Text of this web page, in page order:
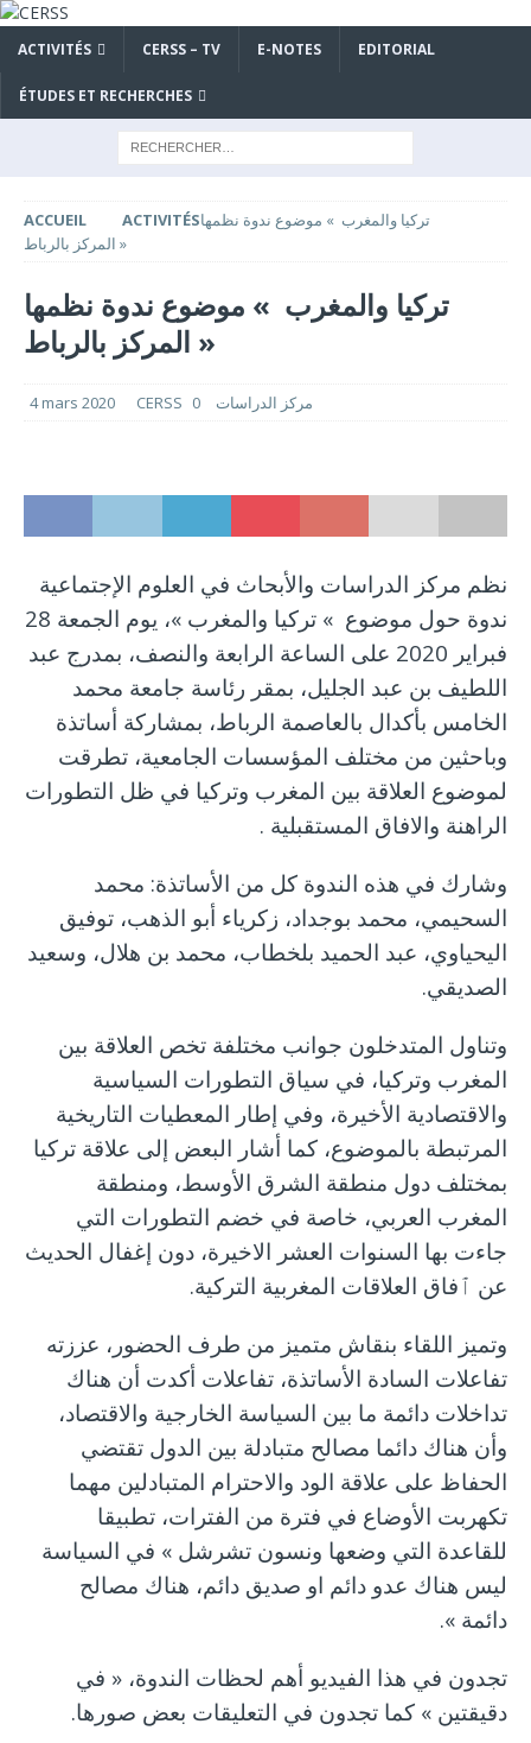
ACTIVITÉS CERSS – TV E-NOTES EDITORIAL
ÉTUDES ET RECHERCHES
ACCUEIL ACTIVITÉSتركيا والمغرب » موضوع ندوة نظمها
المركز بالرباط »
تركيا والمغرب » موضوع ندوة نظمها
المركز بالرباط »
4 mars 2020 CERSS مركز الدراسات 0
نظم مركز الدراسات والأبحاث في العلوم الإجتماعية
ندوة حول موضوع » تركيا والمغرب »، يوم الجمعة 28
فبراير 2020 على الساعة الرابعة والنصف، بمدرج عبد
اللطيف بن عبد الجليل، بمقر رئاسة جامعة محمد
الخامس بأكدال بالعاصمة الرباط، بمشاركة أساتذة
وباحثين من مختلف المؤسسات الجامعية، تطرقت
لموضوع العلاقة بين المغرب وتركيا في ظل التطورات
الراهنة والافاق المستقبلية .
وشارك في هذه الندوة كل من الأساتذة: محمد
السحيمي، محمد بوجداد، زكرياء أبو الذهب، توفيق
اليحياوي، عبد الحميد بلخطاب، محمد بن هلال، وسعيد
الصديقي.
وتناول المتدخلون جوانب مختلفة تخص العلاقة بين
المغرب وتركيا، في سياق التطورات السياسية
والاقتصادية الأخيرة، وفي إطار المعطيات التاريخية
المرتبطة بالموضوع، كما أشار البعض إلى علاقة تركيا
بمختلف دول منطقة الشرق الأوسط، ومنطقة
المغرب العربي، خاصة في خضم التطورات التي
جاءت بها السنوات العشر الاخيرة، دون إغفال الحديث
عن ٱفاق العلاقات المغربية التركية.
وتميز اللقاء بنقاش متميز من طرف الحضور، عززته
تفاعلات السادة الأساتذة، تفاعلات أكدت أن هناك
تداخلات دائمة ما بين السياسة الخارجية والاقتصاد،
وأن هناك دائما مصالح متبادلة بين الدول تقتضي
الحفاظ على علاقة الود والاحترام المتبادلين مهما
تكهربت الأوضاع في فترة من الفترات، تطبيقا
للقاعدة التي وضعها ونسون تشرشل » في السياسة
ليس هناك عدو دائم او صديق دائم، هناك مصالح
دائمة ».
تجدون في هذا الفيديو أهم لحظات الندوة، « في
دقيقتين » كما تجدون في التعليقات بعض صورها.